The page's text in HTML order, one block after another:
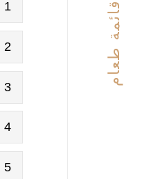
قائمة طعام 1
2
3
4
5